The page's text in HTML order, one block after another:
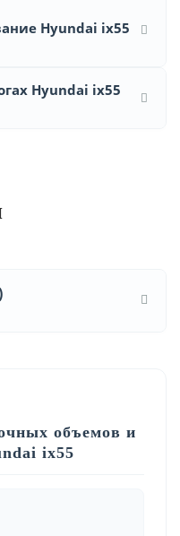
Hyundai ix55
Hyundai ix55
объемов и
ix55